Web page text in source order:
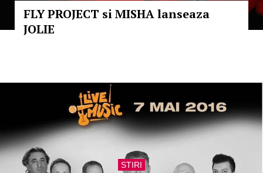
FLY PROJECT si MISHA lanseaza
JOLIE
STIRI